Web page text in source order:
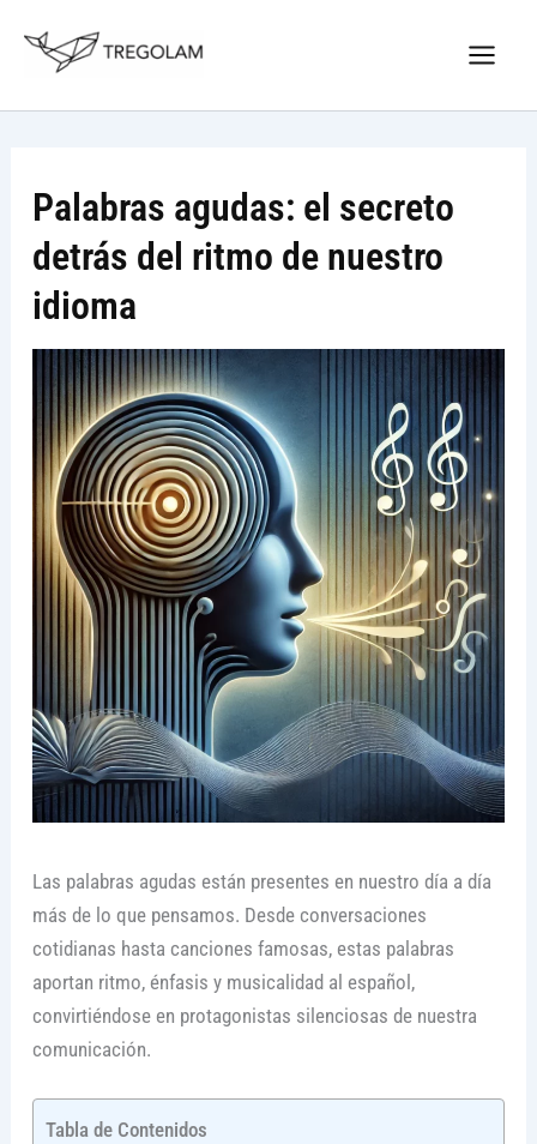
Palabras agudas: el secreto
detrás del ritmo de nuestro
idioma
Las palabras agudas están presentes en nuestro día a día
más de lo que pensamos. Desde conversaciones
cotidianas hasta canciones famosas, estas palabras
aportan ritmo, énfasis y musicalidad al español,
convirtiéndose en protagonistas silenciosas de nuestra
comunicación.
Tabla de Contenidos